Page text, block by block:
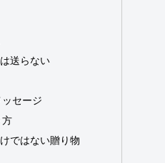
送らない
セージ
方
ではない贈り物